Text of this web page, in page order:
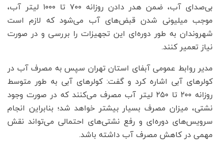
بی‌صدای آب، ضمن هدر دادن روزانه ۷۰۰ تا ۱۰۰۰ لیتر آب،
موجب میلیونی شدن قبض‌های آب می‌شود که لازم است
شهروندان به طور دوره‌ای این تجهیزات را بررسی و در صورت
نیاز تعمیر کنند.
مدیر روابط عمومی آبفای استان تهران سپس به مصرف آب در
کولرهای آبی اشاره کرد و گفت: کولرهای آبی به طور متوسط
روزانه ۲۰۰ تا ۲۵۰ لیتر آب مصرف می‌کنند که در صورت وجود
نشتی، میزان مصرف بسیار بیشتر خواهد شد؛ بنابراین انجام
سرویس‌های دوره‌ای و رفع نشتی‌های احتمالی می‌تواند نقش
مهمی در کاهش مصرف آب داشته باشد.